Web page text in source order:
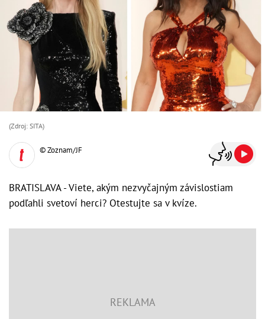
(Zdroj: SITA)
© Zoznam/JF
BRATISLAVA - Viete, akým nezvyčajným závislostiam
podľahli svetoví herci? Otestujte sa v kvíze.